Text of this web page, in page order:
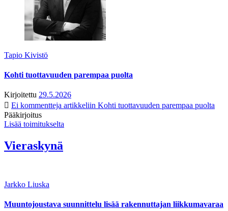
Tapio Kivistö
Kohti tuottavuuden parempaa puolta
Kirjoitettu 29.5.2026
Ei kommentteja artikkeliin Kohti tuottavuuden parempaa puolta
Pääkirjoitus
Lisää toimitukselta
Vieraskynä
Jarkko Liuska
Muuntojoustava suunnittelu lisää rakennuttajan liikkumavaraa